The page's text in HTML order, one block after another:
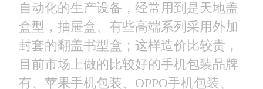
自动化的生产设备，经常用到是天地盖
盒型，抽屉盒、有些高端系列采用外加
封套的翻盖书型盒；这样造价比较贵，
目前市场上做的比较好的手机包装品牌
有、苹果手机包装、OPPO手机包装、